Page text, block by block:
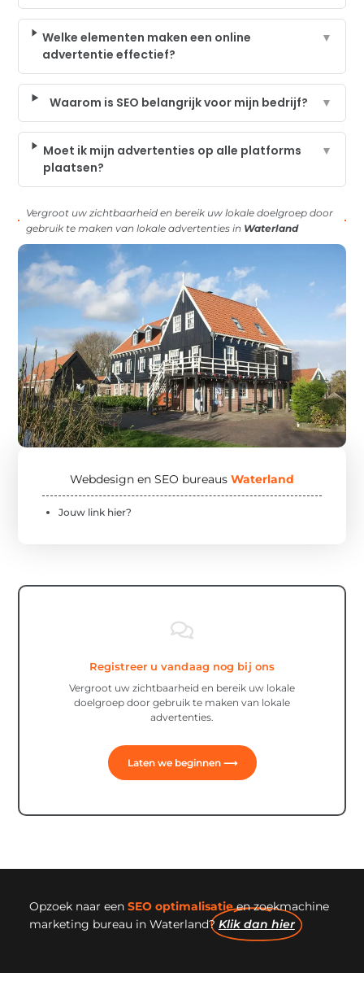
Welke elementen maken een online
advertentie effectief?
▼
Waarom is SEO belangrijk voor mijn bedrijf? ▼
Moet ik mijn advertenties op alle platforms
plaatsen?
▼
Vergroot uw zichtbaarheid en bereik uw lokale doelgroep door
gebruik te maken van lokale advertenties in Waterland
Webdesign en SEO bureaus Waterland
Jouw link hier?
Registreer u vandaag nog bij ons
Vergroot uw zichtbaarheid en bereik uw lokale
doelgroep door gebruik te maken van lokale
advertenties.
Laten we beginnen ⟶
Opzoek naar een SEO optimalisatieen zoekmachine
marketing bureau in Waterland? Klik dan hier